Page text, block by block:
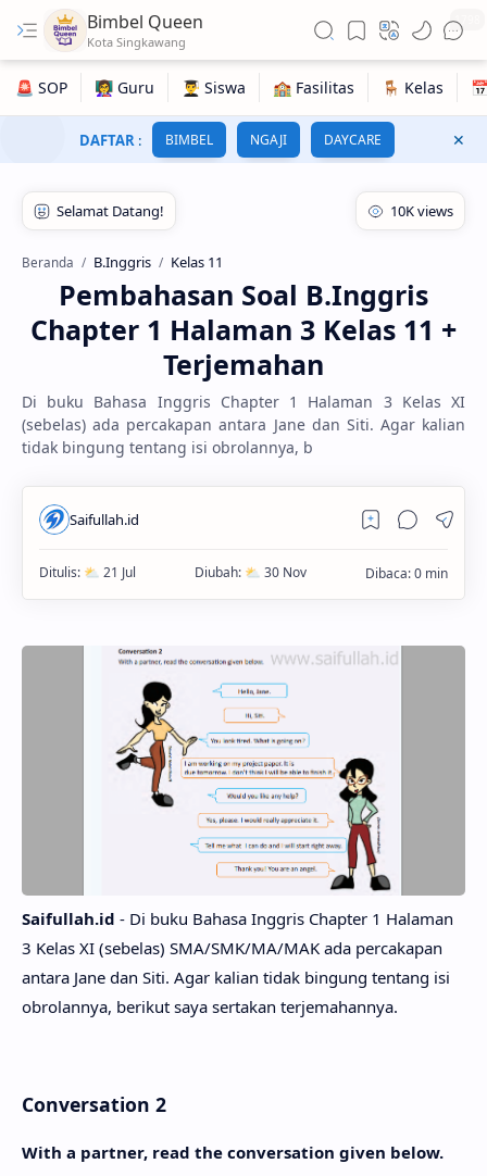
Bimbel Queen 1798
DAFTAR : BIMBEL NGAJI DAYCARE
Beranda B.Inggris Kelas 11
Pembahasan Soal B.Inggris
Chapter 1 Halaman 3 Kelas 11 +
Terjemahan
Di buku Bahasa Inggris Chapter 1 Halaman 3 Kelas XI
(sebelas) ada percakapan antara Jane dan Siti. Agar kalian
tidak bingung tentang isi obrolannya, b
Saifullah.id - Di buku Bahasa Inggris Chapter 1 Halaman
3 Kelas XI (sebelas) SMA/SMK/MA/MAK ada percakapan
antara Jane dan Siti. Agar kalian tidak bingung tentang isi
obrolannya, berikut saya sertakan terjemahannya.
Conversation 2
With a partner, read the conversation given below.